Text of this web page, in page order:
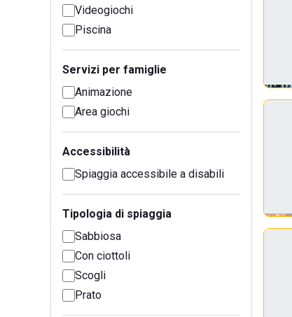
Videogiochi
Piscina
Servizi per famiglie
Animazione
Area giochi
Accessibilità
Spiaggia accessibile a disabili
Tipologia di spiaggia
Sabbiosa
Con ciottoli
Scogli
Prato